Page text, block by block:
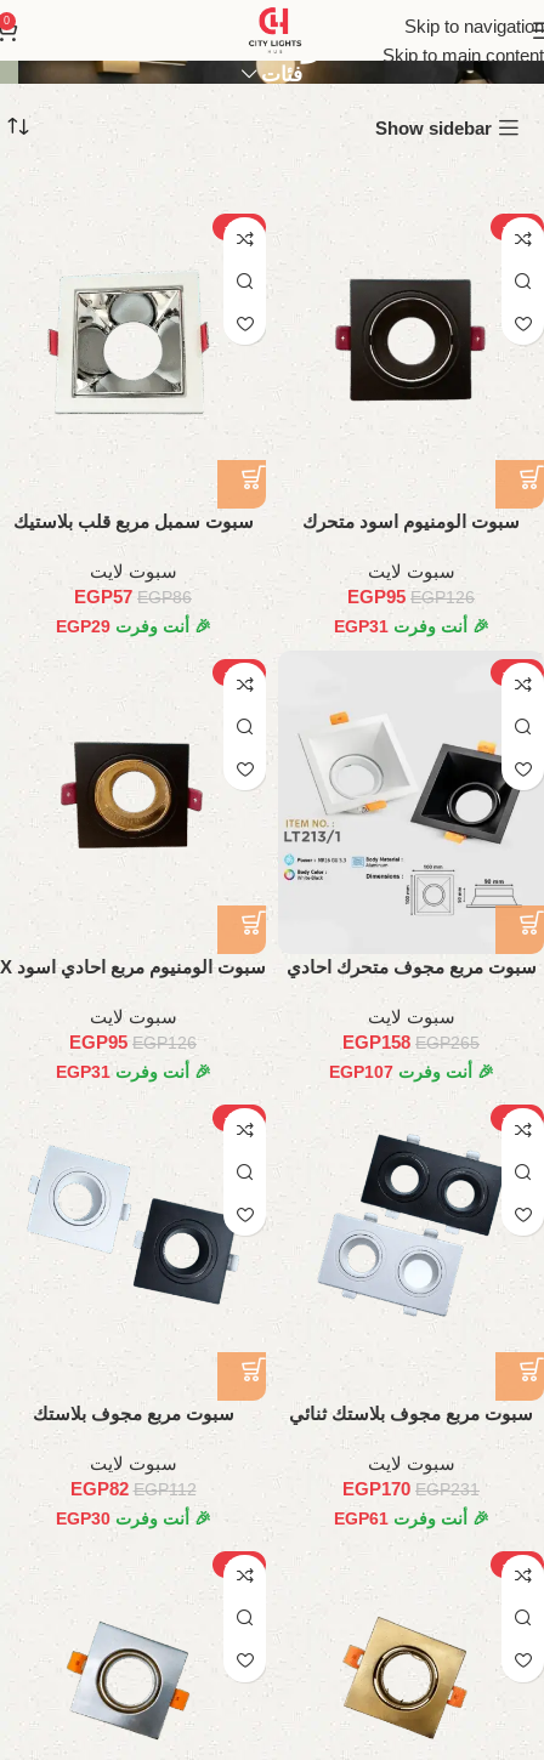
Skip to navigation
Skip to main content
0 سبوت لايت
فئات
Show sidebar
-24%
سبوت الومنيوم اسود متحرك
سبوت لايت
EGP126
EGP95
🎉 أنت وفرت EGP31
-34%
سبوت سمبل مربع قلب بلاستيك
سبوت لايت
EGP86
EGP57
🎉 أنت وفرت EGP29
-40%
سبوت مربع مجوف متحرك احادي
سبوت لايت
EGP265
EGP158
🎉 أنت وفرت EGP107
-24%
سبوت الومنيوم مربع احادي اسود X
جولد
سبوت لايت
EGP126
EGP95
🎉 أنت وفرت EGP31
-27%
سبوت مربع مجوف بلاستك ثنائي
سبوت لايت
EGP231
EGP170
🎉 أنت وفرت EGP61
-27%
سبوت مربع مجوف بلاستك
سبوت لايت
EGP112
EGP82
🎉 أنت وفرت EGP30
-38%
-38%